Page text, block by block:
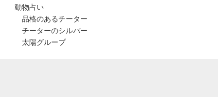
動物占い
品格のあるチーター
チーターのシルバー
太陽グループ